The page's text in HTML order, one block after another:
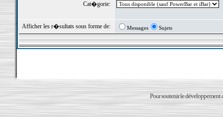
Cat�gorie:
Afficher les r�sultats sous forme de: Messages Sujets
Pour soutenir le développement